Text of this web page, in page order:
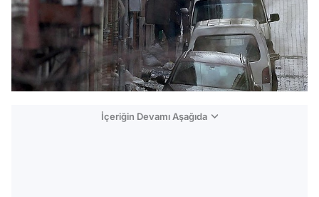
İçeriğin Devamı Aşağıda